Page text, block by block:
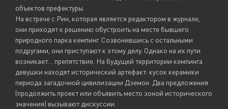
объектов префектуры.
На встрече с Рин, которая является редактором в журнале,
они приходят к решению обустроить на месте бывшего
природного парка кемпинг. Созвонившись с остальными
подругами, они приступают к этому делу. Однако на их пути
возникает… препятствие. На будущей территории кемпинга
девушки находят исторический артефакт: кусок керамики
периода загадочной цивилизации Дземон. Два предложения
(продолжить проект или объявить место зоной исторического
значения) вызывают дискуссии.